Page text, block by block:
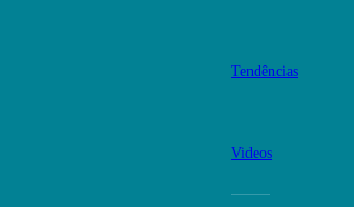
Tendências
Videos